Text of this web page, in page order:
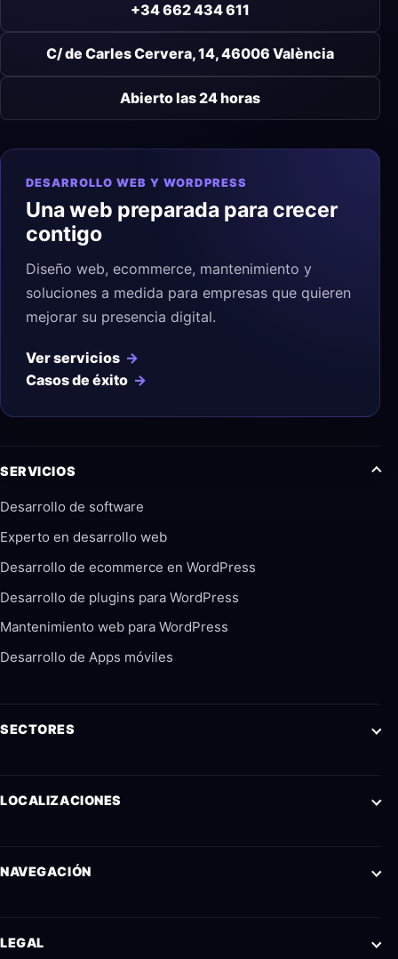
+34 662 434 611
C/ de Carles Cervera, 14, 46006 València
Abierto las 24 horas
DESARROLLO WEB Y WORDPRESS
Una web preparada para crecer
contigo
Diseño web, ecommerce, mantenimiento y
soluciones a medida para empresas que quieren
mejorar su presencia digital.
Ver servicios
Casos de éxito
SERVICIOS
Desarrollo de software
Experto en desarrollo web
Desarrollo de ecommerce en WordPress
Desarrollo de plugins para WordPress
Mantenimiento web para WordPress
Desarrollo de Apps móviles
SECTORES
LOCALIZACIONES
NAVEGACIÓN
LEGAL